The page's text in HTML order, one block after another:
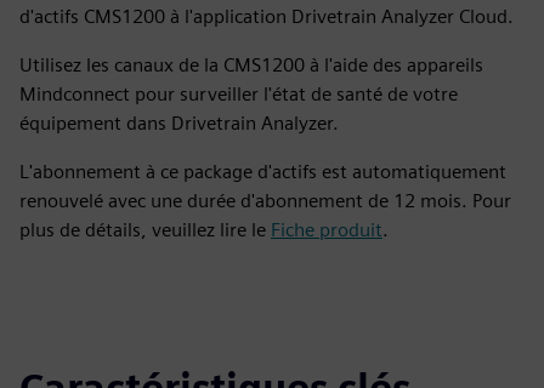
d'actifs CMS1200 à l'application Drivetrain Analyzer Cloud.
Utilisez les canaux de la CMS1200 à l'aide des appareils
Mindconnect pour surveiller l'état de santé de votre
équipement dans Drivetrain Analyzer.
L'abonnement à ce package d'actifs est automatiquement
renouvelé avec une durée d'abonnement de 12 mois. Pour
plus de détails, veuillez lire le Fiche produit.